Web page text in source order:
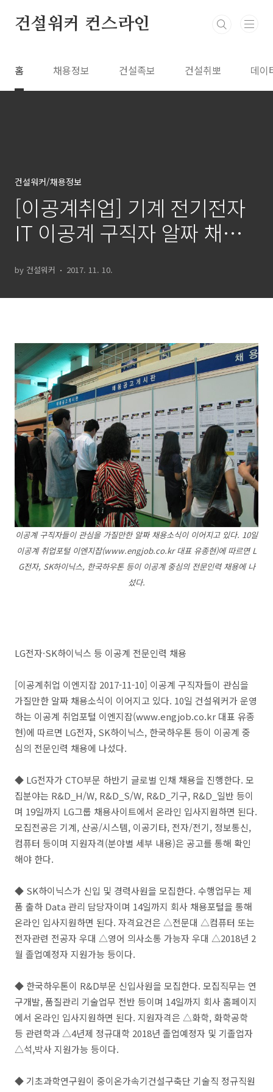
건설워커 컨스라인
홈 채용정보 건설족보 건설취뽀 데이
건설워커/채용정보
[이공계취업] 기계 전기전자
IT 이공계 구직자 알짜 채용
by 건설워커 2017. 11. 10.
이공계 구직자들이 관심을 가질만한 알짜 채용소식이 이어지고 있다. 10일
이공계 취업포털 이엔지잡(www.engjob.co.kr 대표 유종현)에 따르면 L
G전자, SK하이닉스, 한국하우톤 등이 이공계 중심의 전문인력 채용에 나
섰다.
LG전자·SK하이닉스 등 이공계 전문인력 채용
[이공계취업 이엔지잡 2017-11-10] 이공계 구직자들이 관심을
가질만한 알짜 채용소식이 이어지고 있다. 10일 건설워커가 운영
하는 이공계 취업포털 이엔지잡(www.engjob.co.kr 대표 유종
현)에 따르면 LG전자, SK하이닉스, 한국하우톤 등이 이공계 중
심의 전문인력 채용에 나섰다.
◆ LG전자가 CTO부문 하반기 글로벌 인채 채용을 진행한다. 모
집분야는 R&D_H/W, R&D_S/W, R&D_기구, R&D_일반 등이
며 19일까지 LG그룹 채용사이트에서 온라인 입사지원하면 된다.
모집전공은 기계, 산공/시스템, 이공기타, 전자/전기, 정보통신,
컴퓨터 등이며 지원자격(분야별 세부 내용)은 공고를 통해 확인
해야 한다.
◆ SK하이닉스가 신입 및 경력사원을 모집한다. 수행업무는 제
품 출하 Data 관리 담당자이며 14일까지 회사 채용포털을 통해
온라인 입사지원하면 된다. 자격요건은 △전문대 △컴퓨터 또는
전자관련 전공자 우대 △영어 의사소통 가능자 우대 △2018년 2
월 졸업예정자 지원가능 등이다.
◆ 한국하우톤이 R&D부문 신입사원을 모집한다. 모집직무는 연
구개발, 품질관리 기술업무 전반 등이며 14일까지 회사 홈페이지
에서 온라인 입사지원하면 된다. 지원자격은 △화학, 화학공학
등 관련학과 △4년제 정규대학 2018년 졸업예정자 및 기졸업자
△석,박사 지원가능 등이다.
◆ 기초과학연구원이 중이온가속기건설구축단 기술직 정규직원